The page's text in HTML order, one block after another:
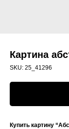
Картина
SKU: 25_41296
Купить картину